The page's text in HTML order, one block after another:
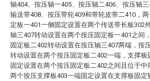
轴404、按压轴一405、按压轴二406、按压轴
输送带408、按压带轮409和带轮皮带二410，两
定板一401一侧固定设置在两个传送带长板302
轴三407转动设置在两个按压固定板一401之间
固定板二402转动设置在按压轴三407两端，按
转动设置在两个按压固定板二402一端，支撑板
固定设置在两个按压固定板二402之间且位于中
两个按压支撑板403一端固定设置在支撑板固定